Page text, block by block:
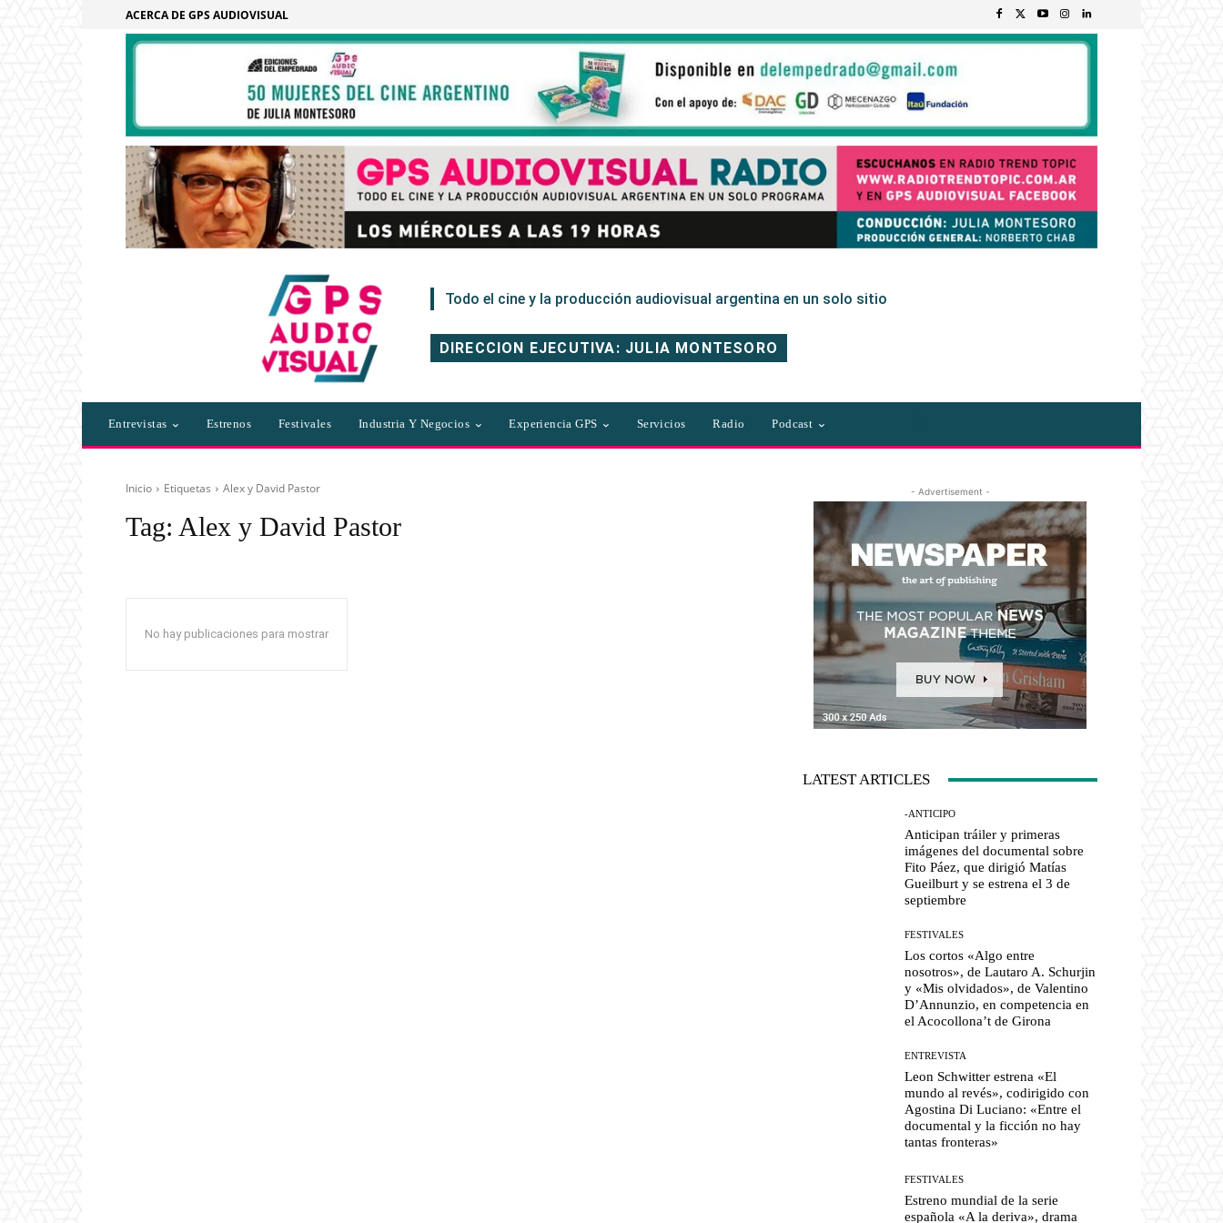
ACERCA DE GPS AUDIOVISUAL
Todo el cine y la producción audiovisual argentina en un solo sitio
DIRECCION EJECUTIVA: JULIA MONTESORO
Entrevistas Estrenos Festivales Industria Y Negocios Experiencia GPS Servicios Radio Podcast
Inicio Etiquetas Alex y David Pastor
Tag: Alex y David Pastor
No hay publicaciones para mostrar
- Advertisement -
LATEST ARTICLES
-ANTICIPO
Anticipan tráiler y primeras
imágenes del documental sobre
Fito Páez, que dirigió Matías
Gueilburt y se estrena el 3 de
septiembre
FESTIVALES
Los cortos «Algo entre
nosotros», de Lautaro A. Schurjin
y «Mis olvidados», de Valentino
D’Annunzio, en competencia en
el Acocollona’t de Girona
ENTREVISTA
Leon Schwitter estrena «El
mundo al revés», codirigido con
Agostina Di Luciano: «Entre el
documental y la ficción no hay
tantas fronteras»
FESTIVALES
Estreno mundial de la serie
española «A la deriva», drama